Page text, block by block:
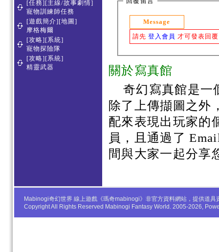
[任務][主線/故事劇情]
寵物訓練師任務
[遊戲簡介][地圖]
摩格梅爾
[攻略][系統]
寵物探險隊
[攻略][系統]
精靈武器
Message
請先 登入會員 才可發表回
關於寫真館
奇幻寫真館是一
除了上傳擷圖之外
配來表現出玩家的
員，且通過了
間與大家一起分享
Mabinogi奇幻世界 線上遊戲《瑪奇mabinogi》非官方資料網站，提供道
Copyright All Rights Reserved Mabinogi Fantasy World. 2005-2026,